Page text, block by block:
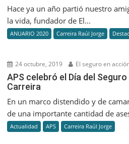
Hace ya un año partió nuestro
la vida, fundador de El...
ANUARIO 2020 Carreira Raúl Jorge
24 octubre, 2019 El seguro en
APS celebró el Día del
Carreira
En un marco distendido y de
de una importante cantidad de
Actualidad APS Carreira Raúl Jorge